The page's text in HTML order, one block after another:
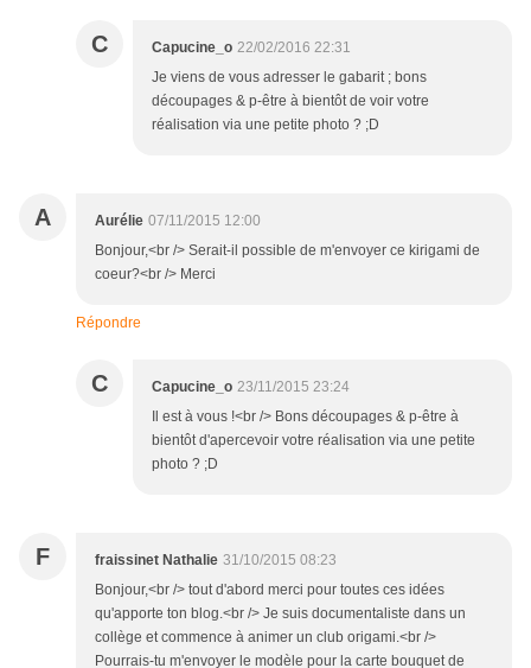
C Capucine_o 22/02/2016 22:31
Je viens de vous adresser le gabarit ; bons
découpages & p-être à bientôt de voir votre
réalisation via une petite photo ? ;D
A Aurélie 07/11/2015 12:00
Bonjour,<br /> Serait-il possible de m'envoyer ce kirigami de
coeur?<br /> Merci
Répondre
C Capucine_o 23/11/2015 23:24
Il est à vous !<br /> Bons découpages & p-être à
bientôt d'apercevoir votre réalisation via une petite
photo ? ;D
F fraissinet Nathalie 31/10/2015 08:23
Bonjour,<br /> tout d'abord merci pour toutes ces idées
qu'apporte ton blog.<br /> Je suis documentaliste dans un
collège et commence à animer un club origami.<br />
Pourrais-tu m'envoyer le modèle pour la carte bouquet de